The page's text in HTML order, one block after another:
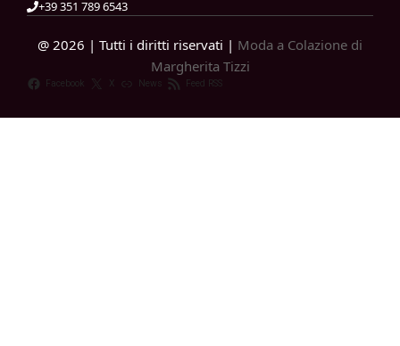
+39 351 789 6543
@ 2026 | Tutti i diritti riservati | Moda a Colazione di
Margherita Tizzi
Facebook X News Feed RSS